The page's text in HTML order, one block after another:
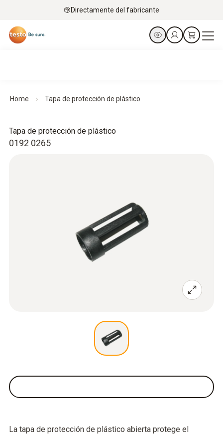
Directamente del fabricante
Home Tapa de protección de plástico
0192 0265
Tapa de protección de plástico
La tapa de protección de plástico abierta protege el